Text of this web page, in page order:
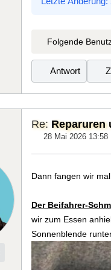
Folgende
Antwort
Re: Reparuren
28 Mai 2026 13:58
Dann fangen wir
Der Beifahrer-
wir zum Essen
Sonnenblende